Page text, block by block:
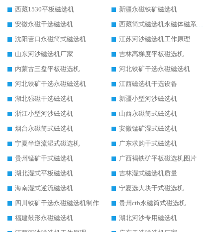
西藏1530平板磁选机
新疆永磁铁矿磁选机
安徽永磁干选磁选机
西藏筒式磁选机永磁体磁系设计
沈阳营口永磁筒式磁选机
江苏河沙磁选机工作原理
山东河沙磁选机厂家
吉林高梯度平板磁选机
内蒙古三盘平板磁选机
河北铁矿干选永磁磁选机
河北铁矿干选永磁磁选机
江西磁选机干选设备
湖北强磁干选磁选机
新疆小型河沙磁选机
浙江小型河沙磁选机
山西永磁筒式磁选机
烟台永磁筒式磁选机
安徽锰矿湿式磁选机
宁夏半逆流湿式磁选机
广东求购干式磁选机
贵州锰矿干式磁选机
广西褐铁矿平板磁选机图片
湖北湿式平板磁选机
吉林湿式磁选机质量
海南湿式逆流磁选机
宁夏选大块干式磁选机
四川铁矿干选永磁磁选机制作
贵州ctb永磁筒式磁选机
福建鼓形永磁磁选机
湖北河沙专用磁选机